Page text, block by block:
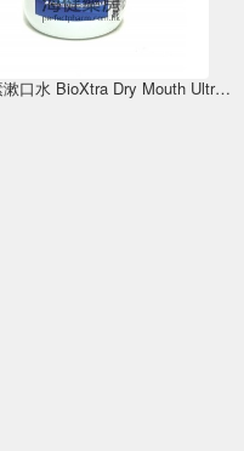
牛初乳酵素漱口水 BioXtra Dry Mouth Ultra Mild Mouthrinse 250ml